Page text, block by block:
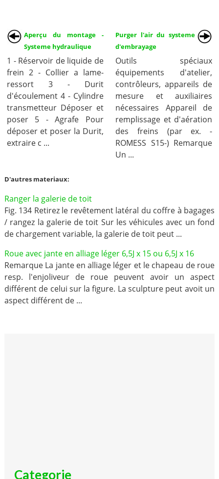
Aperçu du montage -
Systeme hydraulique
1 - Réservoir de liquide de
frein 2 - Collier a lame-
ressort 3 - Durit
d'écoulement 4 - Cylindre
transmetteur Déposer et
poser 5 - Agrafe Pour
déposer et poser la Durit,
extraire c ...
Purger l'air du systeme
d'embrayage
Outils spéciaux
équipements d'atelier,
contrôleurs, appareils de
mesure et auxiliaires
nécessaires Appareil de
remplissage et d'aération
des freins (par ex. -
ROMESS S15-) Remarque
Un ...
D'autres materiaux:
Ranger la galerie de toit
Fig. 134 Retirez le revêtement latéral du coffre à bagages
/ rangez la galerie de toit Sur les véhicules avec un fond
de chargement variable, la galerie de toit peut ...
Roue avec jante en alliage léger 6,5J x 15 ou 6,5J x 16
Remarque La jante en alliage léger et le chapeau de roue
resp. l'enjoliveur de roue peuvent avoir un aspect
différent de celui sur la figure. La sculpture peut avoit un
aspect différent de ...
Categorie